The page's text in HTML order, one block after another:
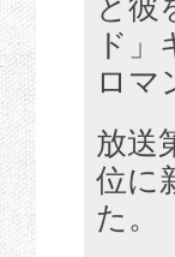
と彼
ド
ロマ
放送
位に
た。